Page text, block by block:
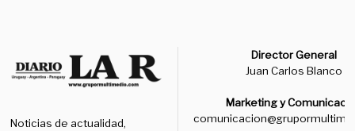
Noticias de actualidad,
Director General
Juan Carlos Blanco
Marketing y